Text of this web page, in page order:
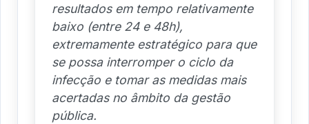
resultados em tempo relativamente
baixo (entre 24 e 48h),
extremamente estratégico para que
se possa interromper o ciclo da
infecção e tomar as medidas mais
acertadas no âmbito da gestão
pública.